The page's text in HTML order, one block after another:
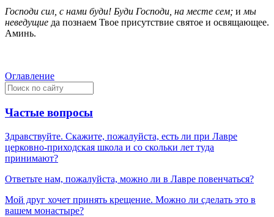
Господи сил, с нами буди! Буди Господи, на месте сем; и мы
неведущие да познаем Твое присутствие святое и освящaющee.
Аминь.
Оглавление
Частые вопросы
Здравствуйте. Скажите, пожалуйста, есть ли при Лавре
церковно-приходская школа и со скольки лет туда
принимают?
Ответьте нам, пожалуйста, можно ли в Лавре повенчаться?
Мой друг хочет принять крещение. Можно ли сделать это в
вашем монастыре?